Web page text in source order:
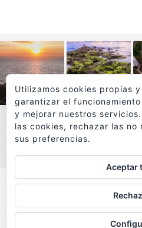
VER MÁS
Todos los textos
www.viajesyfotografia.com
Utilizamos cookies propias
garantizar el
y mejorar nuestros
las cookies, rechazar las no
sus preferencias.
Aceptar